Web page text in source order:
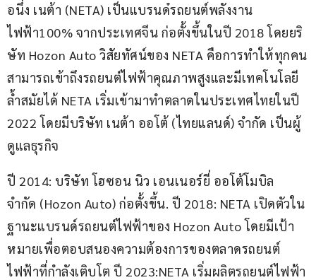
อนึ่ง เนต้า (NETA) เป็นแบรนด๋รถยนต์พลังงาน
ไฟฟ้า100% จากประเทศจีน ก่อตั้งขึ้นในปี 2018 โดยยริ
ษัท Hozon Auto วิสัยทัศน์ของ NETA คือการทำให้ทุกคน
สามารถเข้าถึงรถยนต์ไฟฟ้าคุณภาพสูงและมีเทคโนโลยี
ล้ำสมัยได้ NETA เริ่มเข้ามาทำตลาดในประเทศไทยในปี
2022 โดยมีบริษัท เนต้า ออโต้ (ไทยแลนด์) จำกัด เป็นผู้
ดูแลธุรกิจ
ปี 2014: บริษัท โฮซอน นิว เอนเนอร์ยี่ ออโต้โมบิล
จำกัด (Hozon Auto) ก่อตั้งขึ้น. ปี 2018: NETA เปิดตัวใน
ฐานะแบรนด์รถยนต์ไฟฟ้าของ Hozon Auto โดยมีเป้า
หมายเพื่อตอบสนองความต้องการของตลาดรถยนต์
ไฟฟ้าที่กำลังเติบโต ปี 2023:NETA เริ่มผลิตรถยนต์ไฟฟ้า